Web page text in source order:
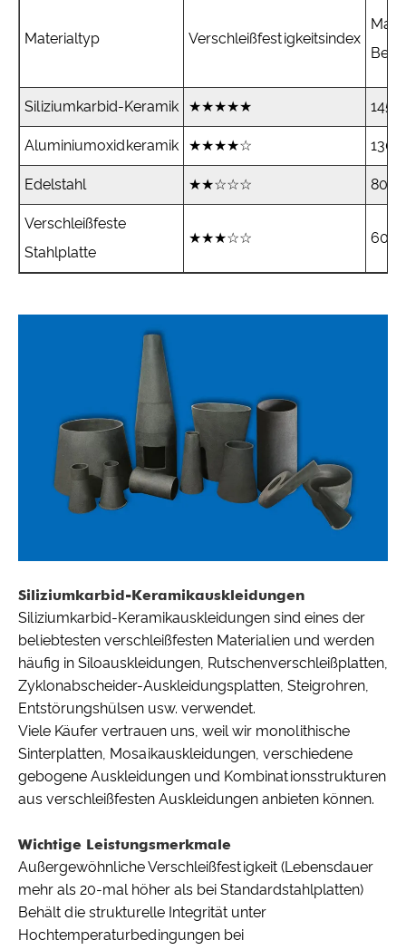
Materialtyp Verschleißfestigkeitsindex
Siliziumkarbid-Keramik ★★★★★
Aluminiumoxidkeramik ★★★★☆
Edelstahl ★★☆☆☆
Verschleißfeste
Stahlplatte
★★★☆☆
Siliziumkarbid-Keramikauskleidungen
Siliziumkarbid-Keramikauskleidungen sind eines der
beliebtesten verschleißfesten Materialien und werden
häufig in Siloauskleidungen, Rutschenverschleißplatten,
Zyklonabscheider-Auskleidungsplatten, Steigrohren,
Entstörungshülsen usw. verwendet.
Viele Käufer vertrauen uns, weil wir monolithische
Sinterplatten, Mosaikauskleidungen, verschiedene
gebogene Auskleidungen und Kombinationsstrukturen
aus verschleißfesten Auskleidungen anbieten können.
Wichtige Leistungsmerkmale
Außergewöhnliche Verschleißfestigkeit (Lebensdauer
mehr als 20-mal höher als bei Standardstahlplatten)
Behält die strukturelle Integrität unter
Hochtemperaturbedingungen bei